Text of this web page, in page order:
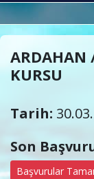
ARDAHAN
KURSU
Tarih:
Son
Başvurular